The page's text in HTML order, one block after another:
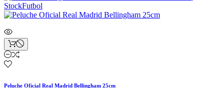
Peluche Oficial Real Madrid Bellingham 25cm